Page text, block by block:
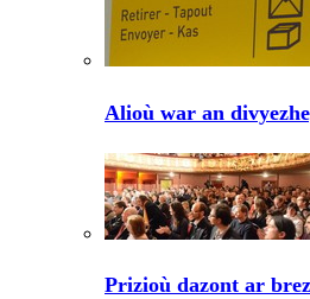
Alioù war an
Prizioù dazont ar